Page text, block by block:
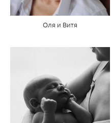
Оля и Витя